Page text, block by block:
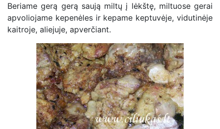
Beriame gerą gerą saują miltų į lėkštę, miltuose gerai
apvoliojame kepenėles ir kepame keptuvėje, vidutinėje
kaitroje, aliejuje, apverčiant.